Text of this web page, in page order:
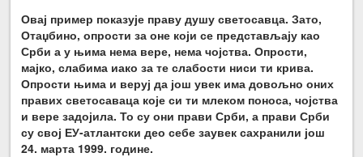
Овај пример показује праву душу светосавца. Зато,
Отаџбино, опрости за оне који се представљају као
Срби а у њима нема вере, нема чојства. Опрости,
мајко, слабима иако за те слабости ниси ти крива.
Опрости њима и веруј да још увек има довољно оних
правих светосаваца које си ти млеком поноса, чојства
и вере задојила. То су они прави Срби, а прави Срби
су свој ЕУ-атлантски део себе заувек сахранили још
24. марта 1999. године.